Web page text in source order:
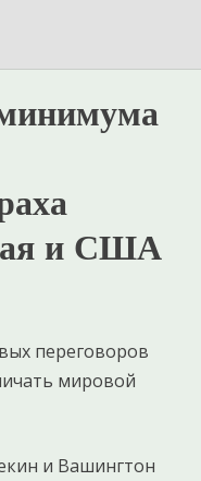
и США
переговоров
мировой
и Вашингтон